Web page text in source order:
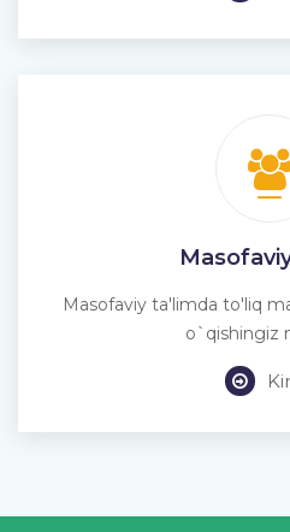
Masofaviy ta'limda to'liq
o`qishingiz